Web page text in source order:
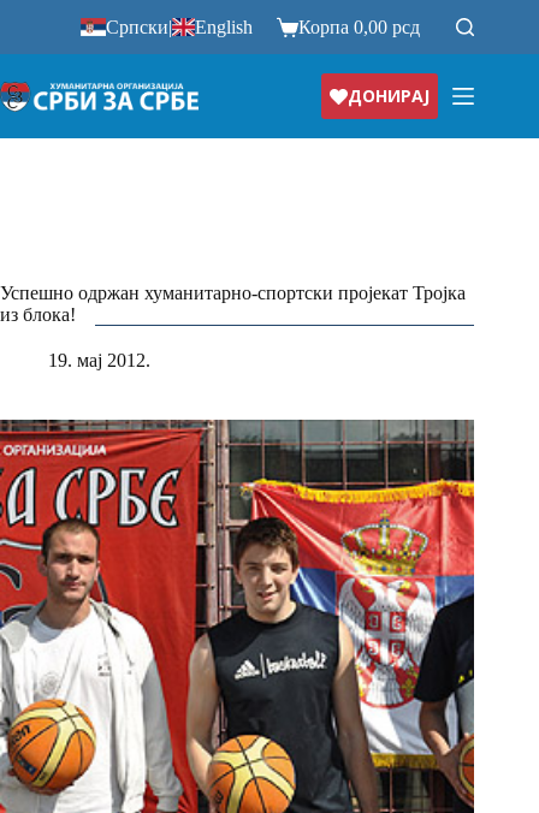
Српски| English Корпа0,00рсд
ДОНИРАЈ
Успешно одржан хуманитарно-спортски пројекат Тројка
из блока!
19. мај 2012.